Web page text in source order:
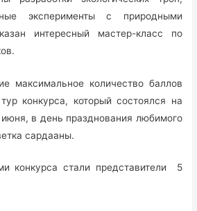
эксперименты с природными
интересный мастер-класс по
максимальное количество баллов
конкурса, который состоялся на
в день празднования любимого
сардааны.
конкурса стали представители 5